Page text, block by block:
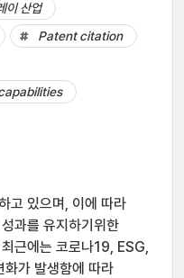
이 산업
Patent citation
고 있으며, 이에 따라
과를 유지하기위한
근에는 코로나19, ESG,
화가 발생함에 따라